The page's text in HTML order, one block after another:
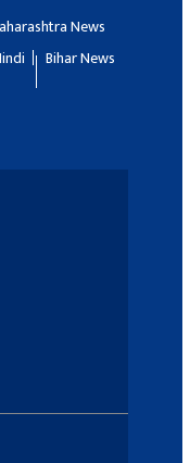
News
Bihar News